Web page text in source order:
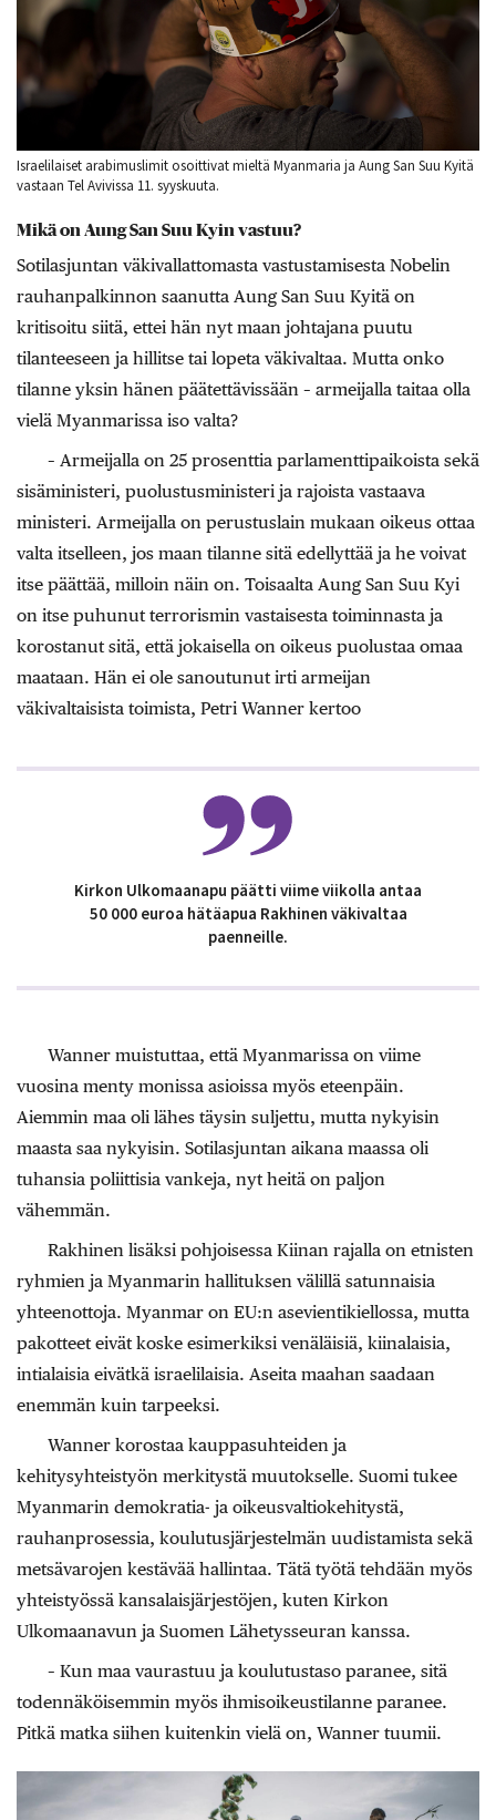
Israelilaiset arabimuslimit osoittivat mieltä Myanmaria ja Aung San Suu Kyitä
vastaan Tel Avivissa 11. syyskuuta.
Mikä on Aung San Suu Kyin vastuu?
Sotilasjuntan väkivallattomasta vastustamisesta Nobelin
rauhanpalkinnon saanutta Aung San Suu Kyitä on
kritisoitu siitä, ettei hän nyt maan johtajana puutu
tilanteeseen ja hillitse tai lopeta väkivaltaa. Mutta onko
tilanne yksin hänen päätettävissään – armeijalla taitaa olla
vielä Myanmarissa iso valta?
– Armeijalla on 25 prosenttia parlamenttipaikoista sekä
sisäministeri, puolustusministeri ja rajoista vastaava
ministeri. Armeijalla on perustuslain mukaan oikeus ottaa
valta itselleen, jos maan tilanne sitä edellyttää ja he voivat
itse päättää, milloin näin on. Toisaalta Aung San Suu Kyi
on itse puhunut terrorismin vastaisesta toiminnasta ja
korostanut sitä, että jokaisella on oikeus puolustaa omaa
maataan. Hän ei ole sanoutunut irti armeijan
väkivaltaisista toimista, Petri Wanner kertoo
Kirkon Ulkomaanapu päätti viime viikolla antaa
50 000 euroa hätäapua Rakhinen väkivaltaa
paenneille.
Wanner muistuttaa, että Myanmarissa on viime
vuosina menty monissa asioissa myös eteenpäin.
Aiemmin maa oli lähes täysin suljettu, mutta nykyisin
maasta saa nykyisin. Sotilasjuntan aikana maassa oli
tuhansia poliittisia vankeja, nyt heitä on paljon
vähemmän.
Rakhinen lisäksi pohjoisessa Kiinan rajalla on etnisten
ryhmien ja Myanmarin hallituksen välillä satunnaisia
yhteenottoja. Myanmar on EU:n asevientikiellossa, mutta
pakotteet eivät koske esimerkiksi venäläisiä, kiinalaisia,
intialaisia eivätkä israelilaisia. Aseita maahan saadaan
enemmän kuin tarpeeksi.
Wanner korostaa kauppasuhteiden ja
kehitysyhteistyön merkitystä muutokselle. Suomi tukee
Myanmarin demokratia- ja oikeusvaltiokehitystä,
rauhanprosessia, koulutusjärjestelmän uudistamista sekä
metsävarojen kestävää hallintaa. Tätä työtä tehdään myös
yhteistyössä kansalaisjärjestöjen, kuten Kirkon
Ulkomaanavun ja Suomen Lähetysseuran kanssa.
– Kun maa vaurastuu ja koulutustaso paranee, sitä
todennäköisemmin myös ihmisoikeustilanne paranee.
Pitkä matka siihen kuitenkin vielä on, Wanner tuumii.